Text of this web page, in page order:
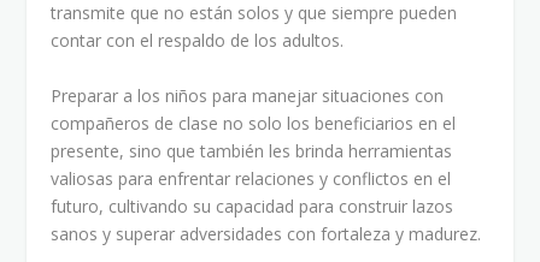
transmite que no están solos y que siempre pueden
contar con el respaldo de los adultos.
Preparar a los niños para manejar situaciones con
compañeros de clase no solo los beneficiarios en el
presente, sino que también les brinda herramientas
valiosas para enfrentar relaciones y conflictos en el
futuro, cultivando su capacidad para construir lazos
sanos y superar adversidades con fortaleza y madurez.